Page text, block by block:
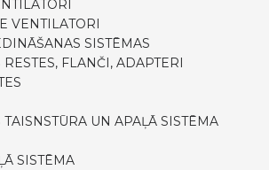
VENTILATORI
SISTĒMAS
FLANČI, ADAPTERI
TAISNSTŪRA UN APAĻĀ SISTĒMA
SISTĒMA